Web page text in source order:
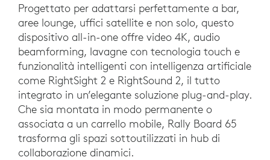
Progettato per adattarsi perfettamente a bar,
aree lounge, uffici satellite e non solo, questo
dispositivo all-in-one offre video 4K, audio
beamforming, lavagne con tecnologia touch e
funzionalità intelligenti con intelligenza artificiale
come RightSight 2 e RightSound 2, il tutto
integrato in un’elegante soluzione plug-and-play.
Che sia montata in modo permanente o
associata a un carrello mobile, Rally Board 65
trasforma gli spazi sottoutilizzati in hub di
collaborazione dinamici.